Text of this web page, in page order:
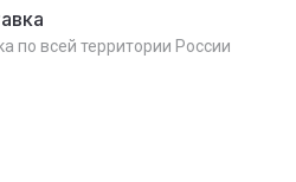
по всей территории России